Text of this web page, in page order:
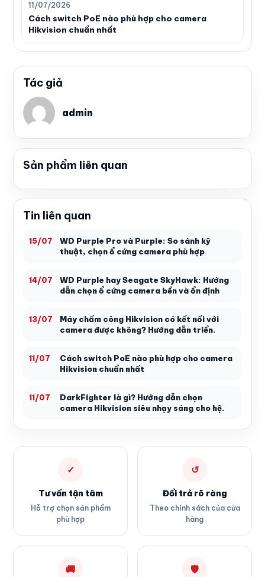
11/07/2026
Cách switch PoE nào phù hợp cho camera
Hikvision chuẩn nhất
Tác giả
admin
Sản phẩm liên quan
Tin liên quan
15/07
WD Purple Pro và Purple: So sánh kỹ
thuật, chọn ổ cứng camera phù hợp
14/07
WD Purple hay Seagate SkyHawk: Hướng
dẫn chọn ổ cứng camera bền và ổn định
13/07
Máy chấm công Hikvision có kết nối với
camera được không? Hướng dẫn triển.
11/07
Cách switch PoE nào phù hợp cho camera
Hikvision chuẩn nhất
11/07
DarkFighter là gì? Hướng dẫn chọn
camera Hikvision siêu nhạy sáng cho hệ.
✓
Tư vấn tận tâm
Hỗ trợ chọn sản phẩm
phù hợp
↺
Đổi trả rõ ràng
Theo chính sách của cửa
hàng
🚚 🛡